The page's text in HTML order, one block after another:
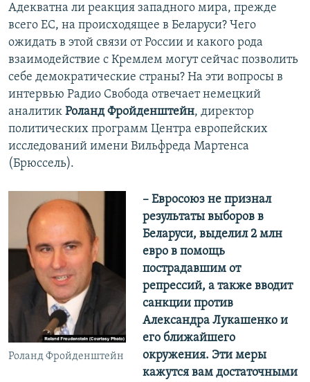
Адекватна ли реакция западного мира, прежде
всего ЕС, на происходящее в Беларуси? Чего
ожидать в этой связи от России и какого рода
взаимодействие с Кремлем могут сейчас позволить
себе демократические страны? На эти вопросы в
интервью Радио Свобода отвечает немецкий
аналитик Роланд Фройденштейн, директор
политических программ Центра европейских
исследований имени Вильфреда Мартенса
(Брюссель).
Роланд Фройденштейн
– Евросоюз не признал
результаты выборов в
Беларуси, выделил 2 млн
евро в помощь
пострадавшим от
репрессий, а также вводит
санкции против
Александра Лукашенко и
его ближайшего
окружения. Эти меры
кажутся вам достаточными